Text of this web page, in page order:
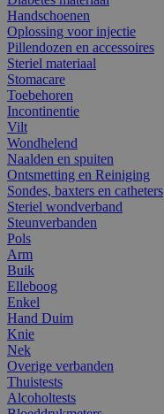
Handschoenen
Oplossing voor injectie
Pillendozen en accessoires
Steriel materiaal
Stomacare
Toebehoren
Incontinentie
Vilt
Wondhelend
Naalden en spuiten
Ontsmetting en Reiniging
Sondes, baxters en catheters
Steriel wondverband
Steunverbanden
Pols
Arm
Buik
Elleboog
Enkel
Hand Duim
Knie
Nek
Overige verbanden
Thuistests
Alcoholtests